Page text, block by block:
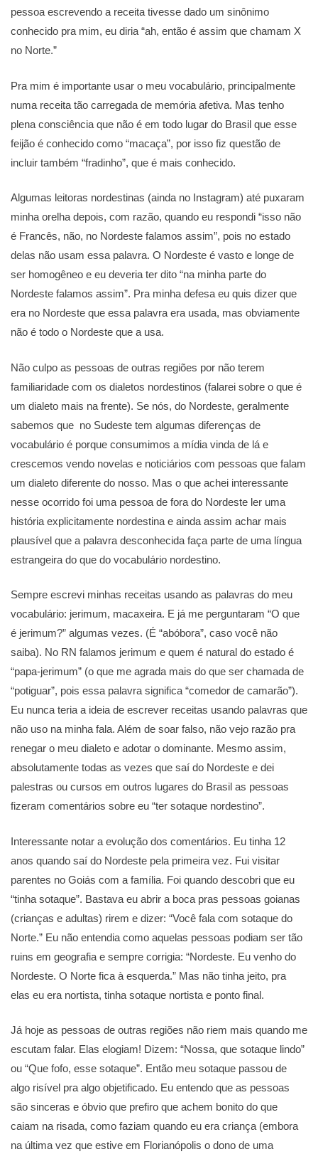
pessoa escrevendo a receita tivesse dado um sinônimo
conhecido pra mim, eu diria “ah, então é assim que chamam X
no Norte.”
Pra mim é importante usar o meu vocabulário, principalmente
numa receita tão carregada de memória afetiva. Mas tenho
plena consciência que não é em todo lugar do Brasil que esse
feijão é conhecido como “macaça”, por isso fiz questão de
incluir também “fradinho”, que é mais conhecido.
Algumas leitoras nordestinas (ainda no Instagram) até puxaram
minha orelha depois, com razão, quando eu respondi “isso não
é Francês, não, no Nordeste falamos assim”, pois no estado
delas não usam essa palavra. O Nordeste é vasto e longe de
ser homogêneo e eu deveria ter dito “na minha parte do
Nordeste falamos assim”. Pra minha defesa eu quis dizer que
era no Nordeste que essa palavra era usada, mas obviamente
não é todo o Nordeste que a usa.
Não culpo as pessoas de outras regiões por não terem
familiaridade com os dialetos nordestinos (falarei sobre o que é
um dialeto mais na frente). Se nós, do Nordeste, geralmente
sabemos que no Sudeste tem algumas diferenças de
vocabulário é porque consumimos a mídia vinda de lá e
crescemos vendo novelas e noticiários com pessoas que falam
um dialeto diferente do nosso. Mas o que achei interessante
nesse ocorrido foi uma pessoa de fora do Nordeste ler uma
história explicitamente nordestina e ainda assim achar mais
plausível que a palavra desconhecida faça parte de uma língua
estrangeira do que do vocabulário nordestino.
Sempre escrevi minhas receitas usando as palavras do meu
vocabulário: jerimum, macaxeira. E já me perguntaram “O que
é jerimum?” algumas vezes. (É “abóbora”, caso você não
saiba). No RN falamos jerimum e quem é natural do estado é
“papa-jerimum” (o que me agrada mais do que ser chamada de
“potiguar”, pois essa palavra significa “comedor de camarão”).
Eu nunca teria a ideia de escrever receitas usando palavras que
não uso na minha fala. Além de soar falso, não vejo razão pra
renegar o meu dialeto e adotar o dominante. Mesmo assim,
absolutamente todas as vezes que saí do Nordeste e dei
palestras ou cursos em outros lugares do Brasil as pessoas
fizeram comentários sobre eu “ter sotaque nordestino”.
Interessante notar a evolução dos comentários. Eu tinha 12
anos quando saí do Nordeste pela primeira vez. Fui visitar
parentes no Goiás com a família. Foi quando descobri que eu
“tinha sotaque”. Bastava eu abrir a boca pras pessoas goianas
(crianças e adultas) rirem e dizer: “Você fala com sotaque do
Norte.” Eu não entendia como aquelas pessoas podiam ser tão
ruins em geografia e sempre corrigia: “Nordeste. Eu venho do
Nordeste. O Norte fica à esquerda.” Mas não tinha jeito, pra
elas eu era nortista, tinha sotaque nortista e ponto final.
Já hoje as pessoas de outras regiões não riem mais quando me
escutam falar. Elas elogiam! Dizem: “Nossa, que sotaque lindo”
ou “Que fofo, esse sotaque”. Então meu sotaque passou de
algo risível pra algo objetificado. Eu entendo que as pessoas
são sinceras e óbvio que prefiro que achem bonito do que
caiam na risada, como faziam quando eu era criança (embora
na última vez que estive em Florianópolis o dono de uma